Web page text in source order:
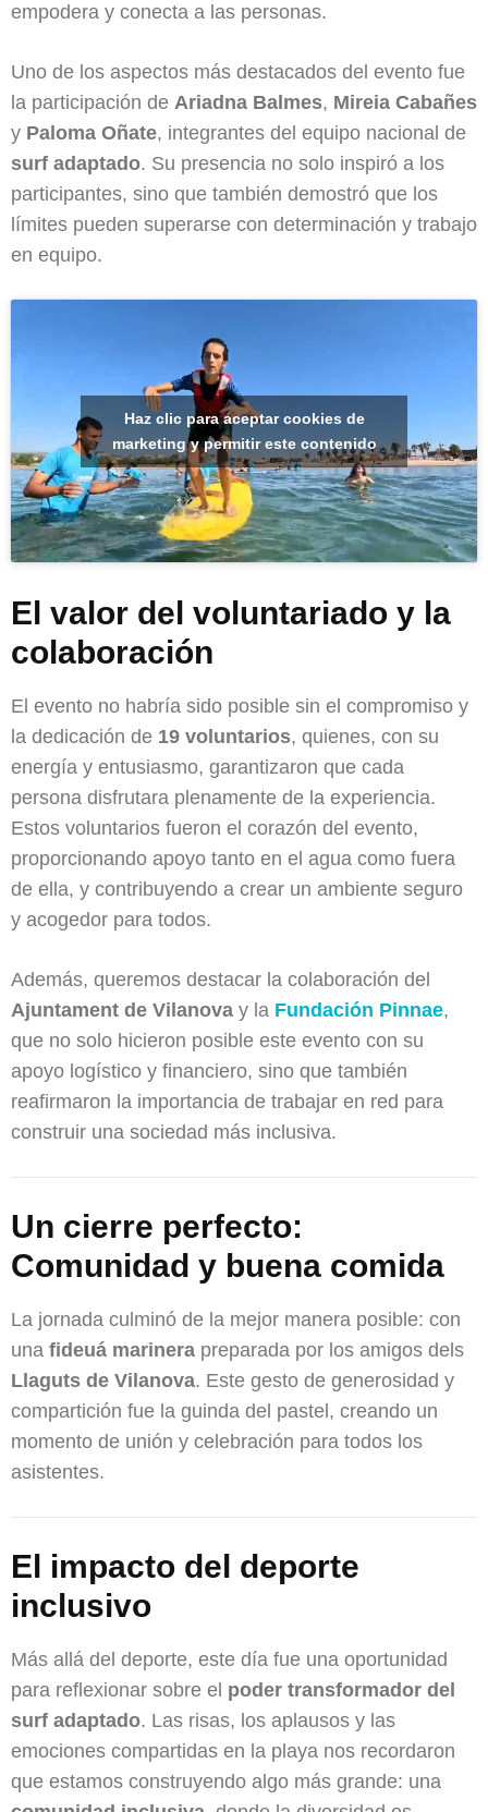
empodera y conecta a las personas.
Uno de los aspectos más destacados del evento fue
la participación de Ariadna Balmes, Mireia Cabañes
y Paloma Oñate, integrantes del equipo nacional de
surf adaptado. Su presencia no solo inspiró a los
participantes, sino que también demostró que los
límites pueden superarse con determinación y trabajo
en equipo.
Haz clic para aceptar cookies de
marketing y permitir este contenido
El valor del voluntariado y la
colaboración
El evento no habría sido posible sin el compromiso y
la dedicación de 19 voluntarios, quienes, con su
energía y entusiasmo, garantizaron que cada
persona disfrutara plenamente de la experiencia.
Estos voluntarios fueron el corazón del evento,
proporcionando apoyo tanto en el agua como fuera
de ella, y contribuyendo a crear un ambiente seguro
y acogedor para todos.
Además, queremos destacar la colaboración del
Ajuntament de Vilanova y la Fundación Pinnae,
que no solo hicieron posible este evento con su
apoyo logístico y financiero, sino que también
reafirmaron la importancia de trabajar en red para
construir una sociedad más inclusiva.
Un cierre perfecto:
Comunidad y buena comida
La jornada culminó de la mejor manera posible: con
una fideuá marinera preparada por los amigos dels
Llaguts de Vilanova. Este gesto de generosidad y
compartición fue la guinda del pastel, creando un
momento de unión y celebración para todos los
asistentes.
El impacto del deporte
inclusivo
Más allá del deporte, este día fue una oportunidad
para reflexionar sobre el poder transformador del
surf adaptado. Las risas, los aplausos y las
emociones compartidas en la playa nos recordaron
que estamos construyendo algo más grande: una